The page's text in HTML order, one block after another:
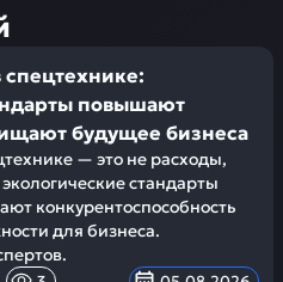
спецтехнике:
повышают
будущее бизнеса
— это не расходы,
стандарты
конкурентоспособность
для бизнеса.